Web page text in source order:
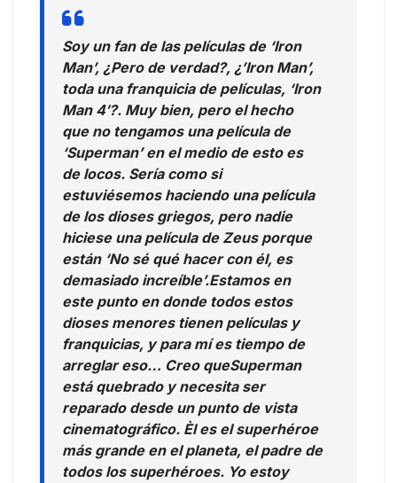
Soy un fan de las películas de ‘Iron
Man’, ¿Pero de verdad?, ¿’Iron Man’,
toda una franquicia de películas, ‘Iron
Man 4′?. Muy bien, pero el hecho
que no tengamos una película de
‘Superman’ en el medio de esto es
de locos. Sería como si
estuviésemos haciendo una película
de los dioses griegos, pero nadie
hiciese una película de Zeus porque
están ‘No sé qué hacer con él, es
demasiado increíble’.Estamos en
este punto en donde todos estos
dioses menores tienen películas y
franquicias, y para mí es tiempo de
arreglar eso… Creo queSuperman
está quebrado y necesita ser
reparado desde un punto de vista
cinematográfico. Èl es el superhéroe
más grande en el planeta, el padre de
todos los superhéroes. Yo estoy